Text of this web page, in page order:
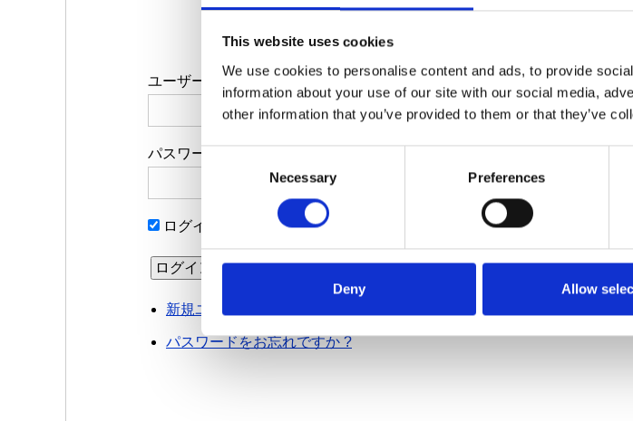
This website uses cookies
We use cookies to personalise content and ads, to provide
information about your use of our site with our social media,
other information that you’ve provided to them or that they’ve
C
n
s
n
S
e
l
Necessary Preferences
Deny Allow
ユーザー名
パスワード
ログイン情報を記憶
新規ユーザー登録
パスワードをお忘れですか ?